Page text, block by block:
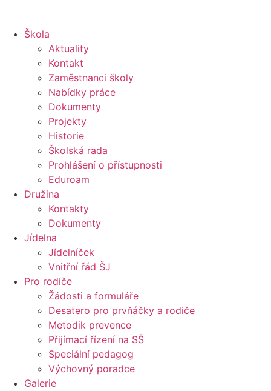
Škola
Aktuality
Kontakt
Zaměstnanci školy
Nabídky práce
Dokumenty
Projekty
Historie
Školská rada
Prohlášení o přístupnosti
Eduroam
Družina
Kontakty
Dokumenty
Jídelna
Jídelníček
Vnitřní řád ŠJ
Pro rodiče
Žádosti a formuláře
Desatero pro prvňáčky a rodiče
Metodik prevence
Přijímací řízení na SŠ
Speciální pedagog
Výchovný poradce
Galerie